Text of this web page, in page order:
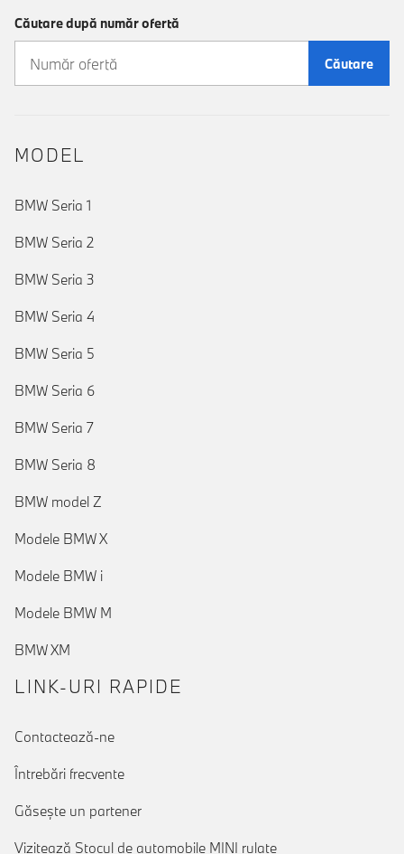
Căutare după număr ofertă
Căutare
MODEL
BMW Seria 1
BMW Seria 2
BMW Seria 3
BMW Seria 4
BMW Seria 5
BMW Seria 6
BMW Seria 7
BMW Seria 8
BMW model Z
Modele BMW X
Modele BMW i
Modele BMW M
BMW XM
LINK-URI RAPIDE
Contactează-ne
Întrebări frecvente
Găseşte un partener
Vizitează Stocul de automobile MINI rulate